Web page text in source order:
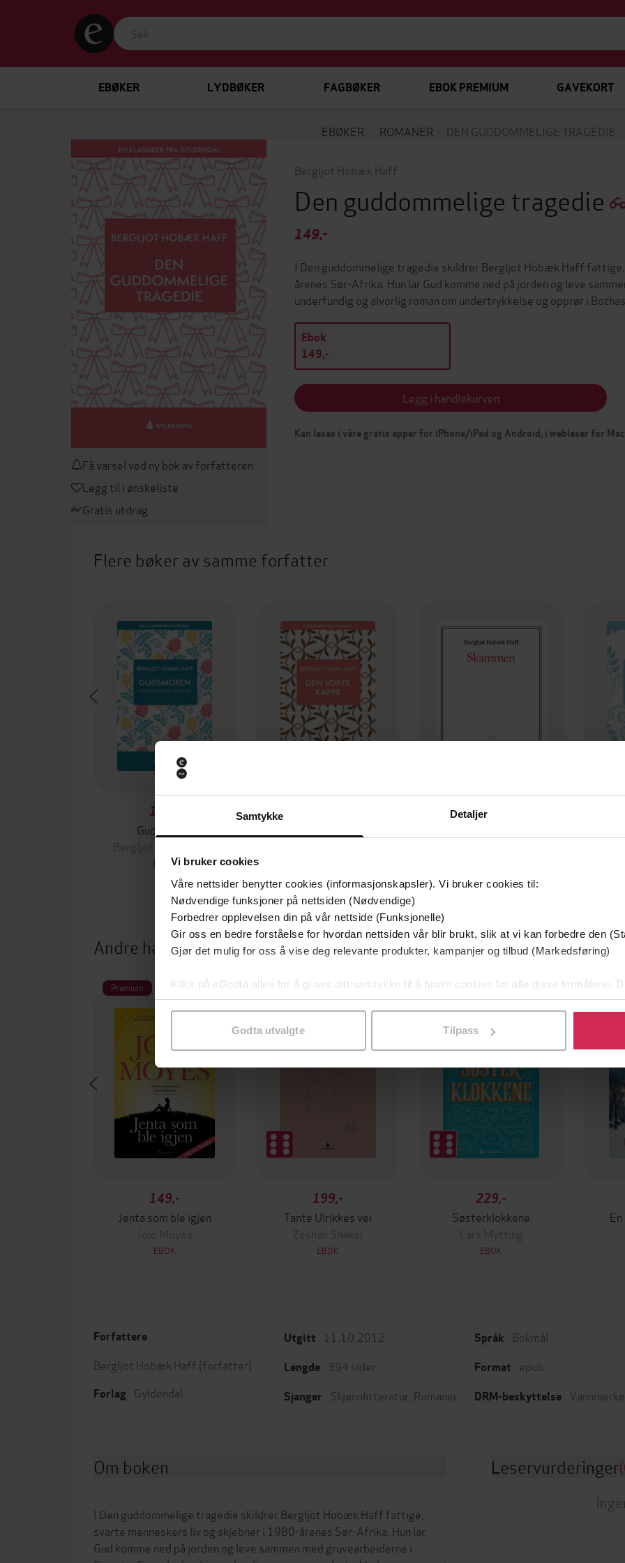
Samtykke Detaljer
Vi bruker cookies
Våre nettsider benytter cookies (informasjonskapsler). Vi bruker cookies til:
Nødvendige funksjoner på nettsiden (Nødvendige)
Forbedrer opplevelsen din på vår nettside (Funksjonelle)
Gir oss en bedre forståelse for hvordan nettsiden vår blir brukt, slik at vi kan forbedre den
Gjør det mulig for oss å vise deg relevante produkter, kampanjer og tilbud (Markedsføring)
Klikk på «Godta alle» for å gi oss ditt samtykke til å bruke cookies for alle disse formålene.
samtykke til spesifikke formål ved å klikke på «Tilpass». Du kan når som helst trekke
Godta utvalgte Tilpass
EBØKER LYDBØKER FAGBØKER EBOK PREMIUM GAVEKORT
EBØKER ROMANER DEN GUDDOMMELIGE TRAGEDIE
Få varsel ved ny bok av forfatteren
Legg til i ønskeliste
Gratis utdrag
Bergljot Hobæk Haff
Den guddommelige tragedie
149,-
I Den guddommelige tragedie skildrer Bergljot Hobæk Haff
årenes Sør-Afrika. Hun lar Gud komme ned på jorden og leve
underfundig og alvorlig roman om undertrykkelse og opprør i
Ebok
149,-
Legg i handlekurven
Kan leses i våre gratis apper for iPhone/iPad og Android, i webleser for
Flere bøker av samme forfatter
149,-
Gudsmoren
Bergljot Hobæk Haff
EBOK
149,-
Andre har også kjøpt
Premium
149,-
Jenta som ble igjen
Jojo Moyes
EBOK
199,-
Tante Ulrikkes vei
Zeshan Shakar
EBOK
229,-
Søsterklokkene
Lars Mytting
EBOK
Forfattere
Bergljot Hobæk Haff (forfatter)
Forlag Gyldendal
Utgitt 11.10.2012
Lengde 394 sider
Sjanger Skjønnlitteratur Romaner
Språk Bokmål
Format epub
DRM-beskyttelse
Om boken
I Den guddommelige tragedie skildrer Bergljot Hobæk Haff fattige,
svarte menneskers liv og skjebner i 1980-årenes Sør-Afrika. Hun lar
Gud komme ned på jorden og leve sammen med gruvearbeiderne i
Leservurderinger